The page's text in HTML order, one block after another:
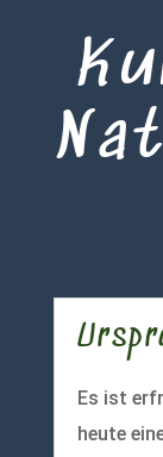
Es ist
heute